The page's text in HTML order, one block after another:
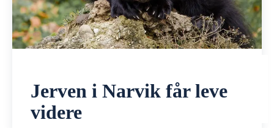
Jerven i Narvik får leve
videre